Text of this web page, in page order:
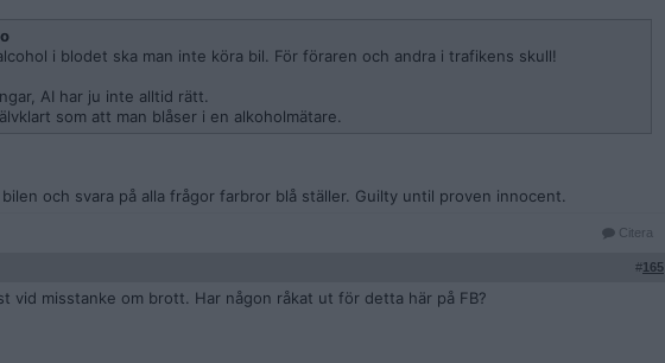
i blodet ska man inte köra bil. För föraren och andra i trafikens skull!
AI har ju inte alltid rätt.
som att man blåser i en alkoholmätare.
och svara på alla frågor farbror blå ställer. Guilty until proven innocent.
Citera
#165
vid misstanke om brott. Har någon råkat ut för detta här på FB?